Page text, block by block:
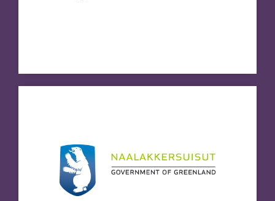
NAPA / Nordens Institutt i
Grønland